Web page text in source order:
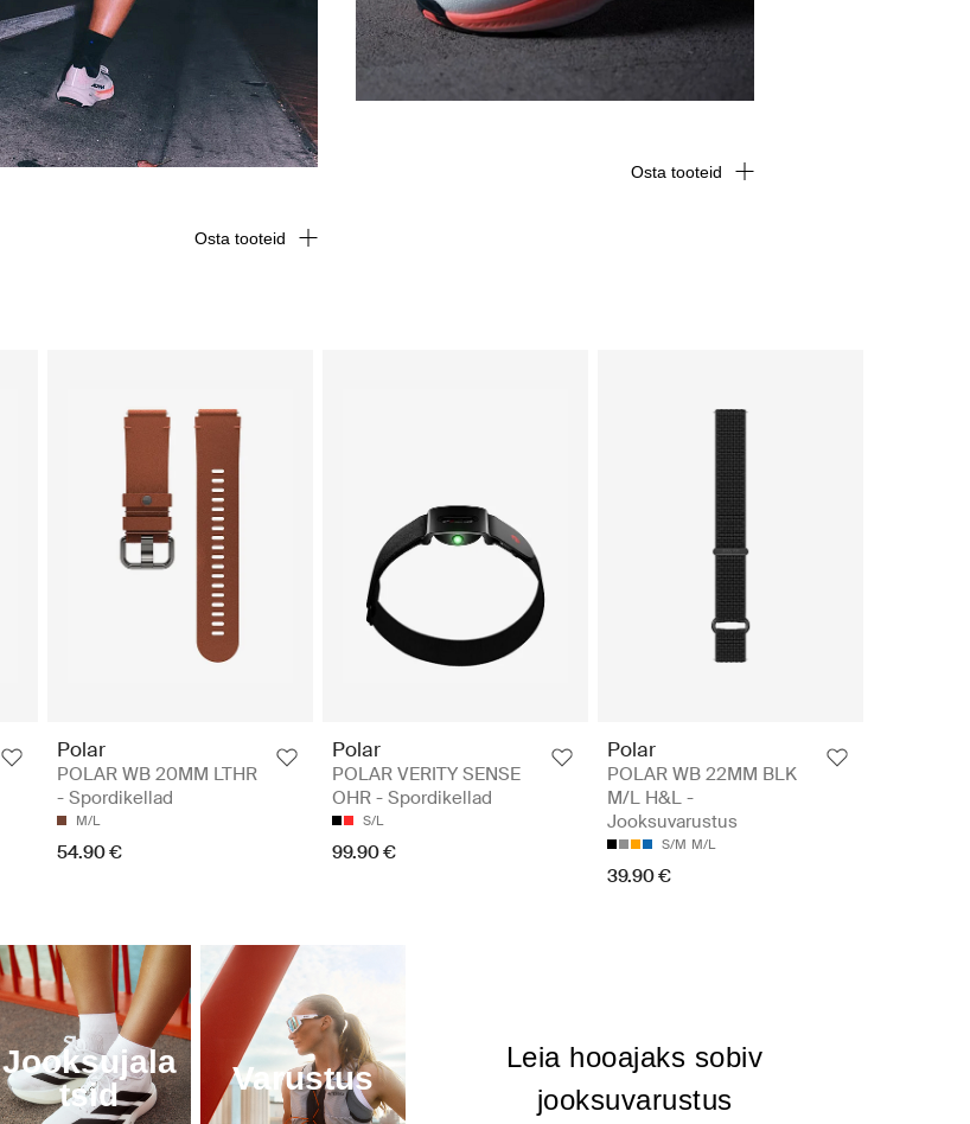
Polar
POLAR WB 20MM LTHR
- Spordikellad
M/L
54.90 €
Polar
POLAR VERITY SENSE
OHR - Spordikellad
S/L
99.90 €
Polar
POLAR WB 22MM BLK
M/L H&L -
Jooksuvarustus
S/M M/L
39.90 €
Osta tooteid
Osta tooteid
Jooksujala
tsid
Varustus
Leia hooajaks sobiv
jooksuvarustus